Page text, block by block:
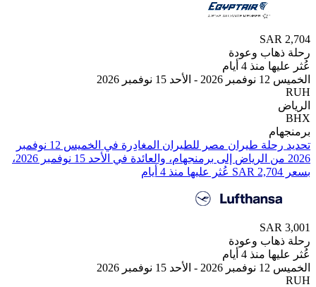
وعودة
4 أيام
2026
تحديد رحلة طيران ⁦مصر للطيران⁩ المغادِرة في ⁦الخميس 12 نوفمبر
2026⁩ من ⁦الرياض⁩ إلى ⁦برمنجهام⁩، والعائدة في ⁦الأحد 15 نوفمبر 2026⁩،
وعودة
4 أيام
2026